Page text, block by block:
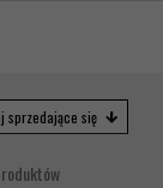
sprzedające się